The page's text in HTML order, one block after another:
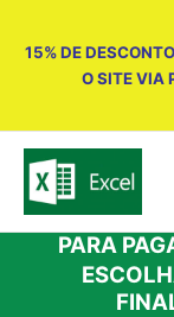
15% DE
O SITE VIA
PARA